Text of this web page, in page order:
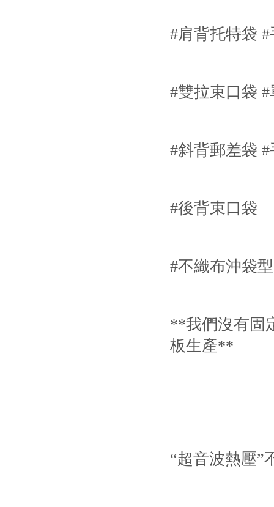
#肩背托特袋
#雙拉束口袋
#斜背郵差袋
#後背束口袋
#不織布沖袋
**我們沒有固
板生產**
“超音波熱壓”